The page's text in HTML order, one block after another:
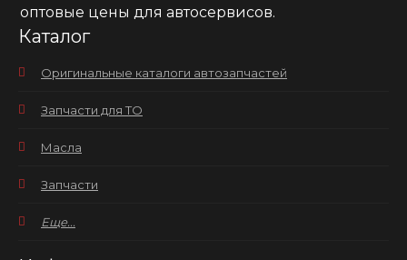
оптовые цены для автосервисов.
Каталог
Оригинальные каталоги автозапчастей
Запчасти для ТО
Масла
Запчасти
Еще...